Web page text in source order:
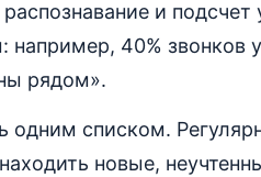
и
например, 40% звонков
рядом».
одним списком.
новые,